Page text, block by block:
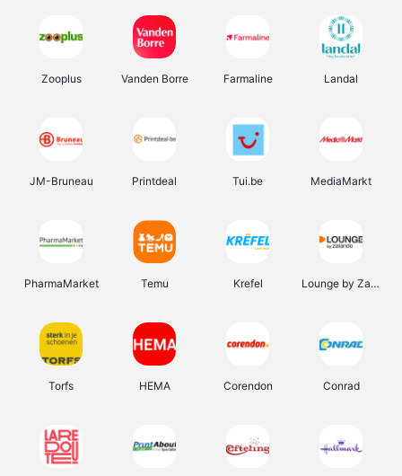
Zooplus Vanden Borre Farmaline Landal
JM-Bruneau Printdeal Tui.be MediaMarkt
PharmaMarket Temu Krefel Lounge by Zalando
Torfs HEMA Corendon Conrad